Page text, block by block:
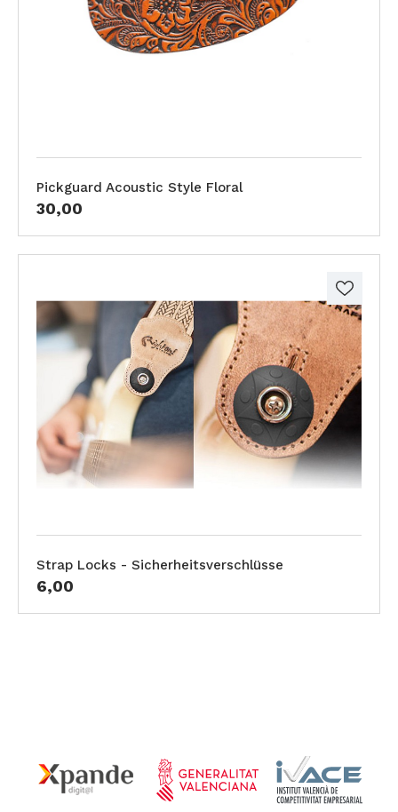
Pickguard Acoustic Style Floral
30,00
Strap Locks - Sicherheitsverschlüsse
6,00